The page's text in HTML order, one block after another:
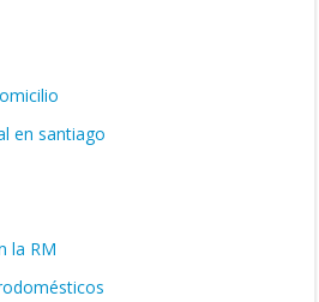
en santiago
la RM